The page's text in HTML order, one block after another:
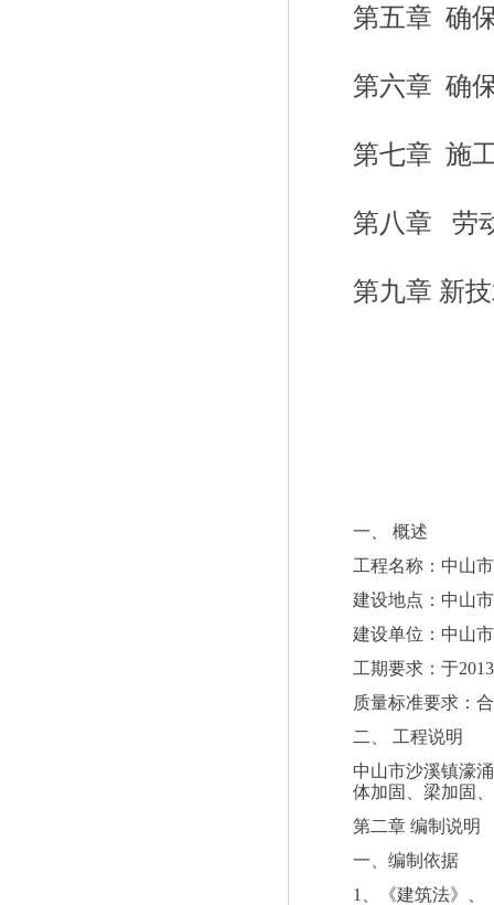
第五章 确
第六章 确
第七章 施
第八章 劳
第九章 新
一、
概述
工程名称：中山
建设地点：中山
建设单位：中山
工期要求：于2013
质量标准要求：
二、
工程说明
中山市沙溪镇濠
体加固、梁加固
第二章 编制说明
一、编制依据
1
、《建筑法》